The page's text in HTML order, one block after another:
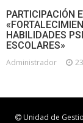
PARTICIPACIÓN
HABILIDADES
ESCOLARES»
Administrador
Unidad de